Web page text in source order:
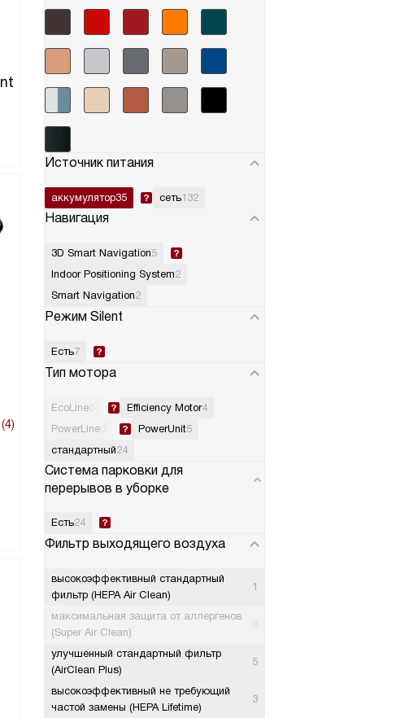
Источник питания
аккумулятор35 сеть132
Навигация
3D Smart Navigation5
Indoor Positioning System2
Smart Navigation2
Режим Silent
Есть7
Тип мотора
EcoLine Efficiency Motor4
PowerLine
PowerUnit5
стандартный24
Система парковки для
перерывов в уборке
Есть24
Фильтр выходящего воздуха
высокоэффективный стандартный
фильтр (HEPA Air Clean)
1
максимальная защита от аллергенов
(Super Air Clean)
улучшенный стандартный фильтр
(AirClean Plus)
5
высокоэффективный не требующий
частой замены (HEPA Lifetime)
3
(4)